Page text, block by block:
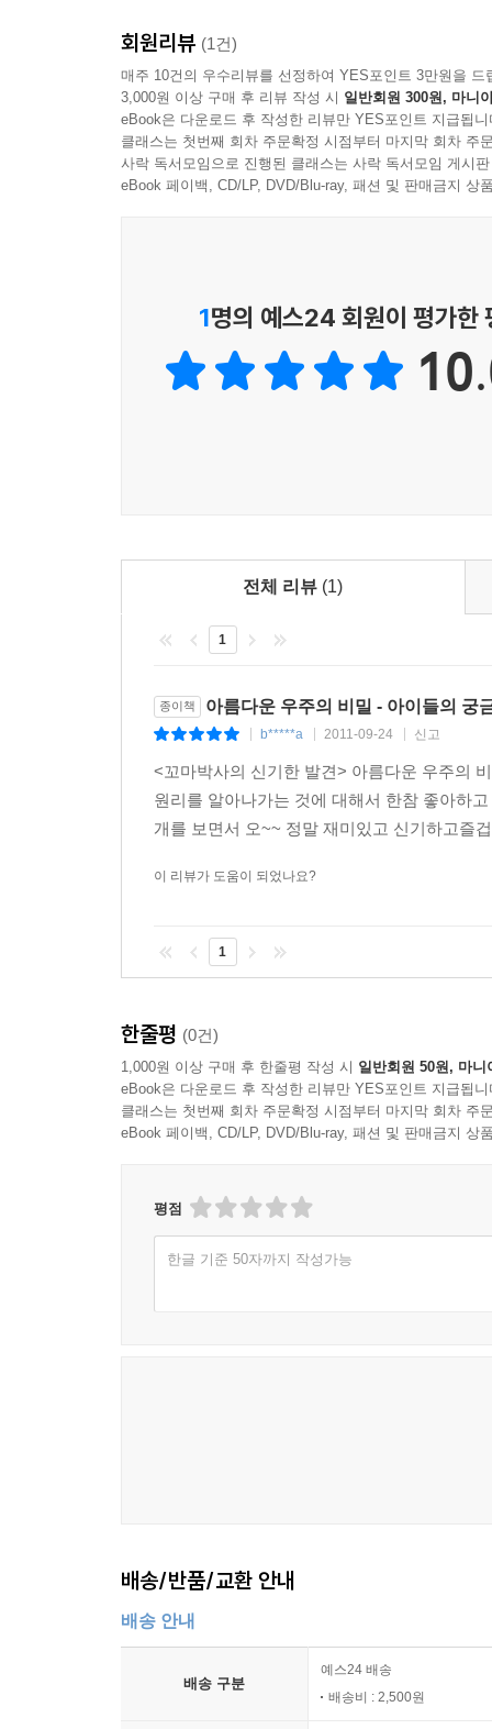
회원리뷰 (1건)
매주 10건의 우수리뷰를 선정하여 YES포인트 3만원을 드
3,000원 이상 구매 후 리뷰 작성 시 일반회원 300원, 마니
eBook은 다운로드 후 작성한 리뷰만 YES포인트 지급됩니
클래스는 첫번째 회차 주문확정 시점부터 마지막 회차 주
사락 독서모임으로 진행된 클래스는 사락 독서모임 게시
eBook 페이백, CD/LP, DVD/Blu-ray, 패션 및 판매금지 상
1명의 예스24 회원이 평가한
전체 리뷰 (1)
1
종이책 아름다운 우주의 비밀 - 아이들의 궁
b*****a 2011-09-24 신고
<꼬마박사의 신기한 발견> 아름다운 우주의
원리를 알아나가는 것에 대해서 한참 좋아하
개를 보면서 오~~ 정말 재미있고 신기하고즐
이 리뷰가 도움이 되었나요?
1
한줄평 (0건)
1,000원 이상 구매 후 한줄평 작성 시 일반회원 50원, 마니
eBook은 다운로드 후 작성한 리뷰만 YES포인트 지급됩니
클래스는 첫번째 회차 주문확정 시점부터 마지막 회차 주
eBook 페이백, CD/LP, DVD/Blu-ray, 패션 및 판매금지 상
평점
한글 기준 50자까지 작성가능
배송/반품/교환 안내
배송 안내
배송 구분
예스24 배송
배송비 : 2,500원